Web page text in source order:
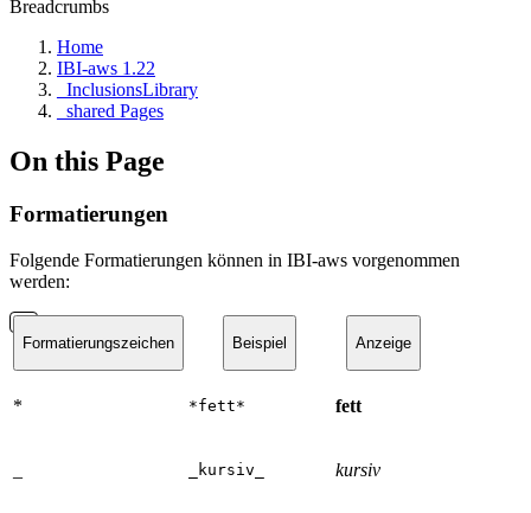
Breadcrumbs
Home
IBI-aws 1.22
_InclusionsLibrary
_shared Pages
On this Page
Formatierungen
Folgende Formatierungen können in IBI-aws vorgenommen
werden:
Formatierungszeichen Beispiel Anzeige
* *fett* fett
_kursiv_ kursiv